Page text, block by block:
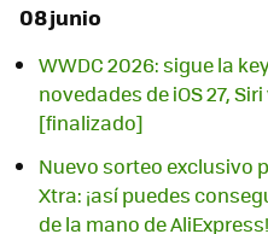
08 junio
WWDC 2026: sigue la
novedades de iOS 27,
[finalizado]
Nuevo sorteo exclusivo
Xtra: ¡así puedes
de la mano de